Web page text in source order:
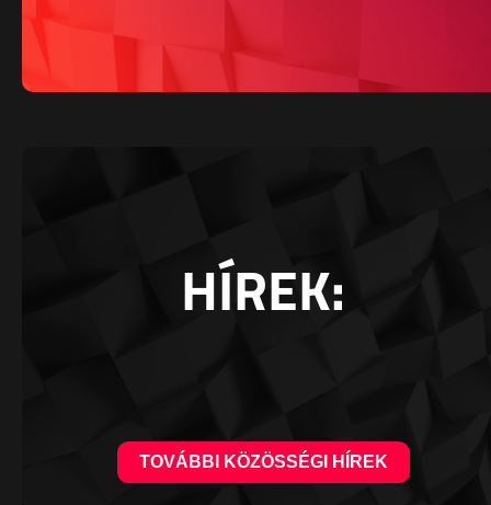
HÍREK:
TOVÁBBI KÖZÖSSÉGI HÍREK